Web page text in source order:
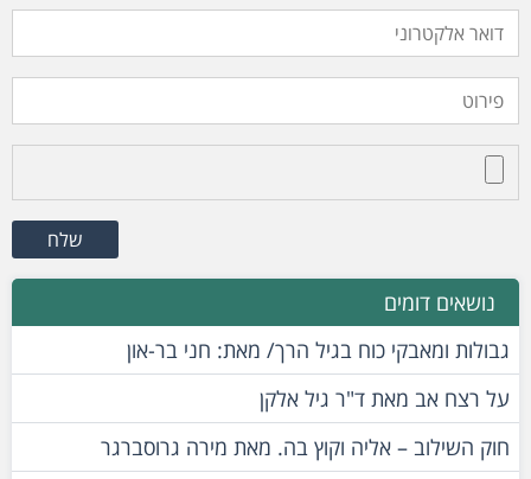
נושאים דומים
גבולות ומאבקי כוח בגיל הרך/ מאת: חני בר-און
על רצח אב מאת ד"ר גיל אלקן
חוק השילוב – אליה וקוץ בה. מאת מירה גרוסברגר